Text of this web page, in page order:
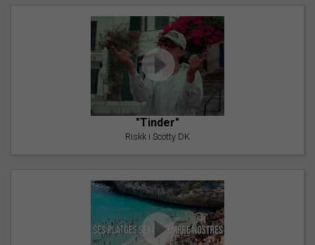
"Tinder"
Riskk i Scotty DK